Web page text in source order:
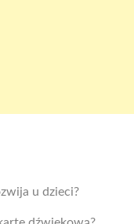
u dzieci?